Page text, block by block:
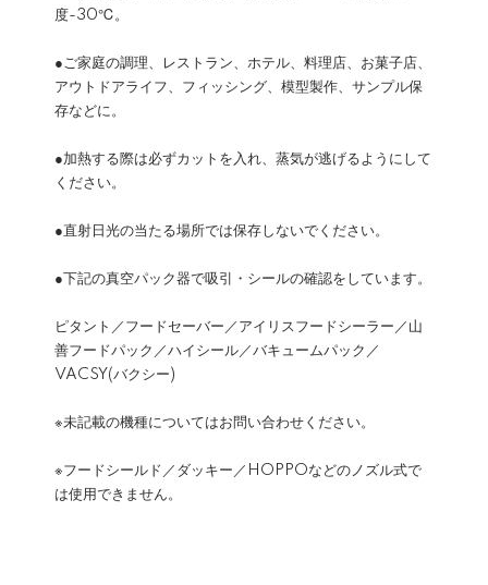
度-30℃。
●ご家庭の調理、レストラン、ホテル、料理店、お菓子店、
アウトドアライフ、フィッシング、模型製作、サンプル保
存などに。
●加熱する際は必ずカットを入れ、蒸気が逃げるようにして
ください。
●直射日光の当たる場所では保存しないでください。
●下記の真空パック器で吸引・シールの確認をしています。
ピタント／フードセーバー／アイリスフードシーラー／山
善フードパック／ハイシール／バキュームパック／
VACSY(バクシー)
※未記載の機種についてはお問い合わせください。
※フードシールド／ダッキー／HOPPOなどのノズル式で
は使用できません。